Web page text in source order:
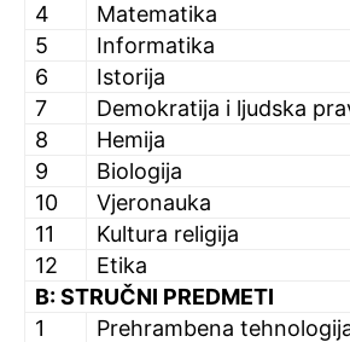
4
Matematika
5
Informatika
6
Istorija
7
Demokratija i ljudska
8
Hemija
9
Biologija
10
Vjeronauka
11
Kultura religija
12
Etika
B: STRUČNI PREDMETI
1
Prehrambena